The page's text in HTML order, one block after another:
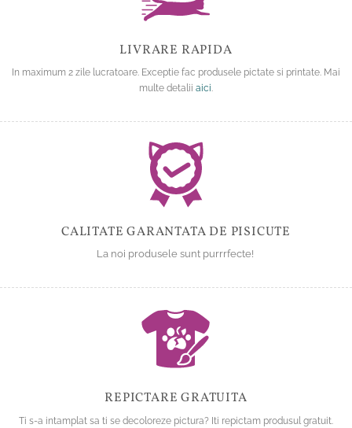
LIVRARE RAPIDA
In maximum 2 zile lucratoare. Exceptie fac produsele pictate si printate. Mai
multe detalii aici.
CALITATE GARANTATA DE PISICUTE
La noi produsele sunt purrrfecte!
REPICTARE GRATUITA
Ti s-a intamplat sa ti se decoloreze pictura? Iti repictam produsul gratuit.